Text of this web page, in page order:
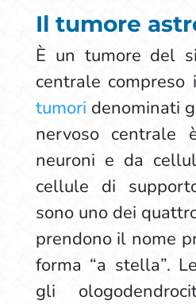
Il tumore
È un tumore del
centrale
tumori denominati
nervoso centrale
neuroni e da
cellule di
sono uno dei
prendono il nome
forma “a stella”.
gli